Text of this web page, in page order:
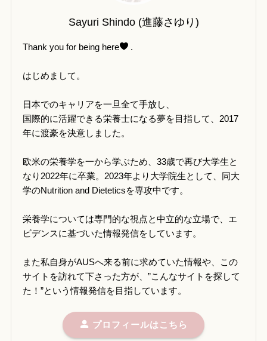
Sayuri Shindo (進藤さゆり)
Thank you for being here .
はじめまして。
日本でのキャリアを一旦全て手放し、
国際的に活躍できる栄養士になる夢を目指して、2017
年に渡豪を決意しました。
欧米の栄養学を一から学ぶため、33歳で再び大学生と
なり2022年に卒業。2023年より大学院生として、同大
学のNutrition and Dieteticsを専攻中です。
栄養学については専門的な視点と中立的な立場で、エ
ビデンスに基づいた情報発信をしています。
また私自身がAUSへ来る前に求めていた情報や、この
サイトを訪れて下さった方が、”こんなサイトを探して
た！”という情報発信を目指しています。
プロフィールはこちら